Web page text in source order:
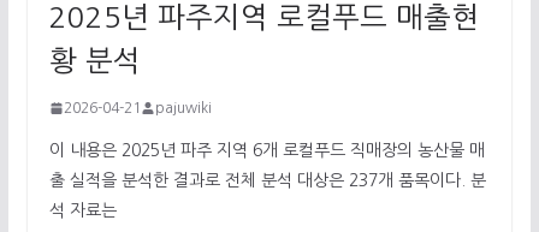
2025년 파주지역 로컬푸드 매출현
황 분석
2026-04-21 pajuwiki
이 내용은 2025년 파주 지역 6개 로컬푸드 직매장의 농산물 매
출 실적을 분석한 결과로 전체 분석 대상은 237개 품목이다. 분
석 자료는